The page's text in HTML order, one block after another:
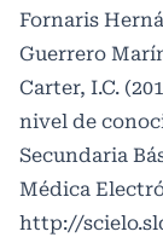
Fornaris
Guerrero
Carter, I.C.
nivel de
Secundaria
Médica
http://